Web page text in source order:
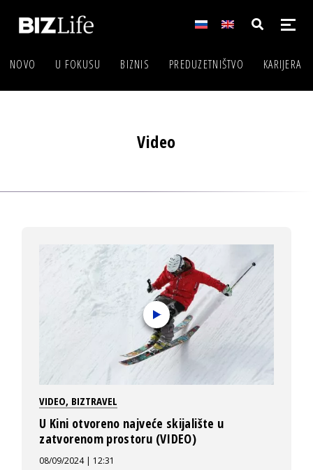
NOVO U FOKUSU BIZNIS PREDUZETNIŠTVO KARIJERA
Video
VIDEO, BIZTRAVEL
U Kini otvoreno najveće skijalište u
zatvorenom prostoru (VIDEO)
08/09/2024 | 12:31